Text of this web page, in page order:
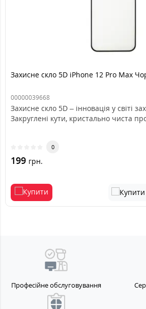
Захисне скло 5D iPhone 12 Pro Max
00000039668
Захисне скло 5D – інновація у світі
Закруглені кути, кристально чиста
0
199 грн.
Професійне обслуговування